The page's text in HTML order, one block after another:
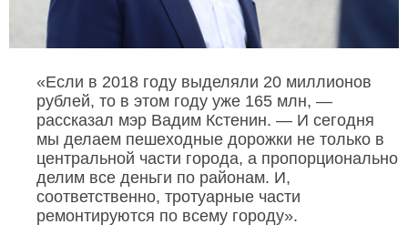
«Если в 2018 году выделяли 20 миллионов
рублей, то в этом году уже 165 млн, —
рассказал мэр Вадим Кстенин. — И сегодня
мы делаем пешеходные дорожки не только в
центральной части города, а пропорционально
делим все деньги по районам. И,
соответственно, тротуарные части
ремонтируются по всему городу».